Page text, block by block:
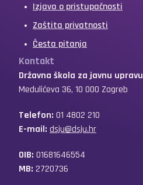
Izjava o pristupačnosti
Zaštita privatnosti
Česta pitanja
Kontakt
Državna škola za javnu upravu
Medulićeva 36, 10 000 Zagreb
Telefon: 01 4802 210
E-mail: dsju@dsju.hr
OIB: 01681646554
MB: 2720736